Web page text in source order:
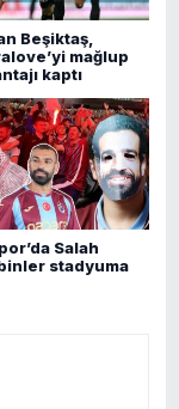
Beşiktaş,
mağlup
kaptı
Salah
binler stadyuma